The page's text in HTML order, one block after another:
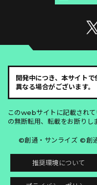
開発中につき、本サイト
異なる場合がございます。
このwebサイトに記載され
の無断転用、転載をお断りし
©創通・サンライズ ©創
推奨環境について